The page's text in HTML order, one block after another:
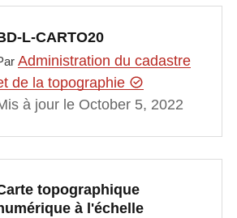
L-CARTO20
Administration du cadastre
de la topographie
à jour le October 5, 2022
topographique
à l'échelle